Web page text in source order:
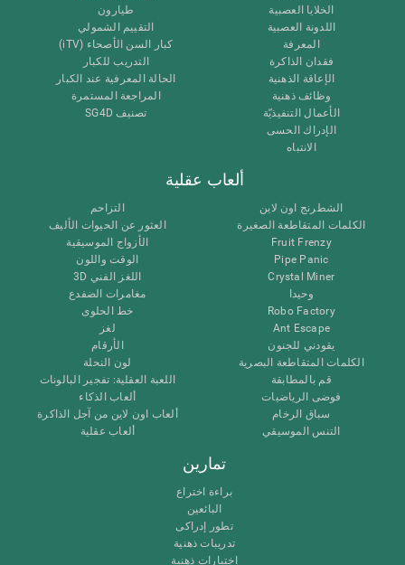
الخلايا العصبية
اللدونة العصبية
المعرفة
فقدان الذاكرة
الإعاقة الذهنية
وظائف ذهنية
الأعمال التنفيذيّة
الإدراك الحسى
الانتباه
طيارون
التقييم الشمولي
كبار السن الأصحاء (iTV)
التدريب للكبار
الحالة المعرفية عند الكبار
المراجعة المستمرة
تصنيف SG4D
ألعاب عقلية
الشطرنج اون لاين
الكلمات المتقاطعة الصغيرة
Fruit Frenzy
Pipe Panic
Crystal Miner
وحيدا
Robo Factory
Ant Escape
يقودني للجنون
الكلمات المتقاطعة البصرية
قم بالمطابقة
فوضى الرياضيات
سباق الرخام
التنس الموسيقي
التزاحم
العثور عن الحيوات الأليف
الأزواج الموسيقية
الوقت واللون
اللغز الفني 3D
مغامرات الضفدع
خط الحلوى
لغز
الأرقام
لون النحلة
اللعبة العقلية: تفجير البالونات
ألعاب الذكاء
ألعاب اون لاين من آجل الذاكرة
ألعاب عقلية
تمارين
براءة اختراع
البائعين
تطور إدراكى
تدريبات ذهنية
اختبارات ذهنية